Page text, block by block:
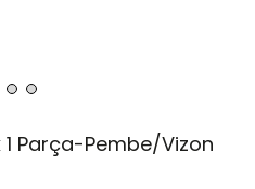
Parça-Pembe/Vizon